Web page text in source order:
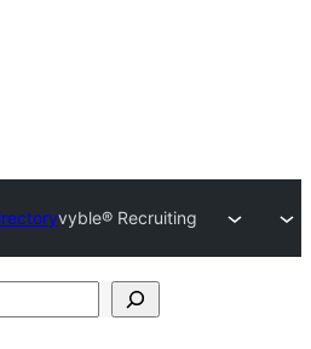
vyble® Recruiting